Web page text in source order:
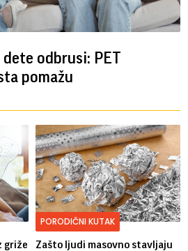
odbrusi: PET
pomažu
griže
PORODIČNI KUTAK
Zašto ljudi masovno stavljaju